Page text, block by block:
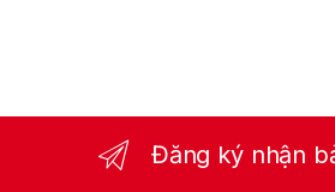
Đăng ký nhận